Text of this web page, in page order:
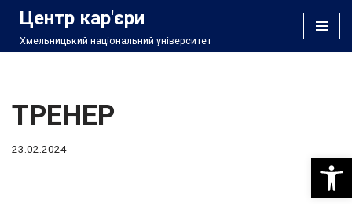
Перейти
Центр кар'єри
Хмельницький національний університет
ТРЕНЕР
23.02.2024